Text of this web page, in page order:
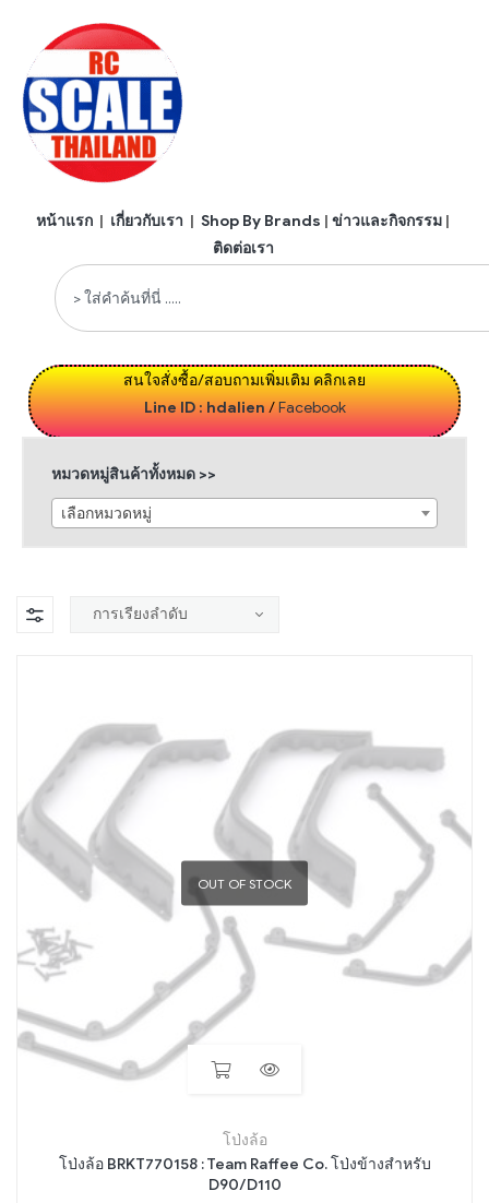
หน้าแรก | เกี่ยวกับเรา | Shop By Brands | ข่าวและกิจกรรม |
ติดต่อเรา
สนใจสั่งซื้อ/สอบถามเพิ่มเติม คลิกเลย
Line ID : hdalien/Facebook
หมวดหมู่สินค้าทั้งหมด >>
เลือกหมวดหมู่
OUT OF STOCK
โป่งล้อ
โป่งล้อ BRKT770158 : Team Raffee Co. โป่งข้างสำหรับ
D90/D110